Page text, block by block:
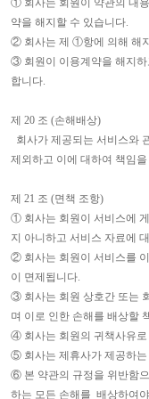
① 회사는 회원이 약관의 내
약을 해지할 수 있습니다.
② 회사는 제 ①항에 의해 해
③ 회원이 이용계약을 해지하
합니다.
제 20 조 (손해배상)
회사가 제공되는 서비스와
제외하고 이에 대하여 책임
제 21 조 (면책 조항)
① 회사는 회원이 서비스에
지 아니하고 서비스 자료에
② 회사는 회원이 서비스를
이 면제됩니다.
③ 회사는 회원 상호간 또는
며 이로 인한 손해를 배상할
④ 회사는 회원의 귀책사유로
⑤ 회사는 제휴사가 제공하는
⑥ 본 약관의 규정을 위반함
하는 모든 손해를 배상하여